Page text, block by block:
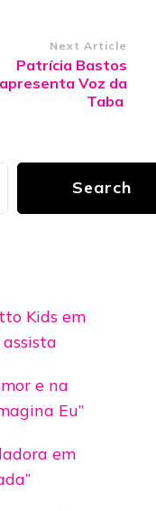
Next Article
Patrícia Bastos
apresenta Voz da
Taba
Search
Kids em
e na
Eu”
em